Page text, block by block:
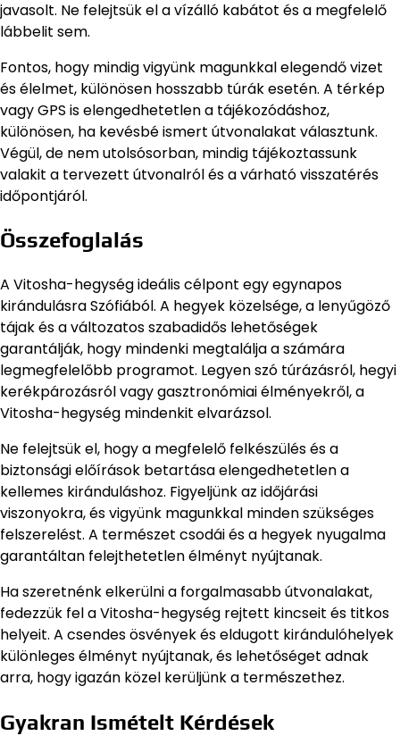
javasolt. Ne felejtsük el a vízálló kabátot és a megfelelő
lábbelit sem.
Fontos, hogy mindig vigyünk magunkkal elegendő vizet
és élelmet, különösen hosszabb túrák esetén. A térkép
vagy GPS is elengedhetetlen a tájékozódáshoz,
különösen, ha kevésbé ismert útvonalakat választunk.
Végül, de nem utolsósorban, mindig tájékoztassunk
valakit a tervezett útvonalról és a várható visszatérés
időpontjáról.
Összefoglalás
A Vitosha-hegység ideális célpont egy egynapos
kirándulásra Szófiából. A hegyek közelsége, a lenyűgöző
tájak és a változatos szabadidős lehetőségek
garantálják, hogy mindenki megtalálja a számára
legmegfelelőbb programot. Legyen szó túrázásról, hegyi
kerékpározásról vagy gasztronómiai élményekről, a
Vitosha-hegység mindenkit elvarázsol.
Ne felejtsük el, hogy a megfelelő felkészülés és a
biztonsági előírások betartása elengedhetetlen a
kellemes kiránduláshoz. Figyeljünk az időjárási
viszonyokra, és vigyünk magunkkal minden szükséges
felszerelést. A természet csodái és a hegyek nyugalma
garantáltan felejthetetlen élményt nyújtanak.
Ha szeretnénk elkerülni a forgalmasabb útvonalakat,
fedezzük fel a Vitosha-hegység rejtett kincseit és titkos
helyeit. A csendes ösvények és eldugott kirándulóhelyek
különleges élményt nyújtanak, és lehetőséget adnak
arra, hogy igazán közel kerüljünk a természethez.
Gyakran Ismételt Kérdések